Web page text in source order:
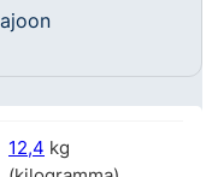
12,4 kg